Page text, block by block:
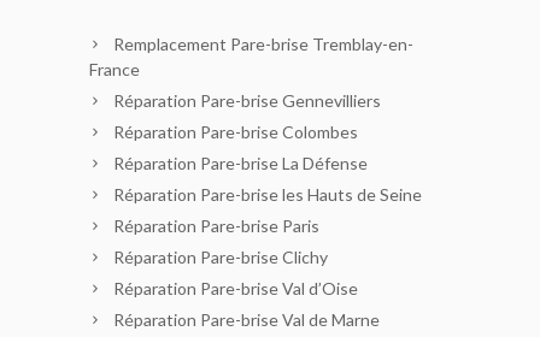
Remplacement Pare-brise Tremblay-en-
France
Réparation Pare-brise Gennevilliers
Réparation Pare-brise Colombes
Réparation Pare-brise La Défense
Réparation Pare-brise les Hauts de Seine
Réparation Pare-brise Paris
Réparation Pare-brise Clichy
Réparation Pare-brise Val d’Oise
Réparation Pare-brise Val de Marne